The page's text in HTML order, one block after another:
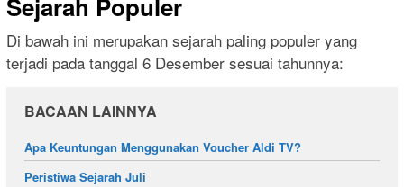
Sejarah Populer
Di bawah ini merupakan sejarah paling populer yang
terjadi pada tanggal 6 Desember sesuai tahunnya:
BACAAN LAINNYA
Apa Keuntungan Menggunakan Voucher Aldi TV?
Peristiwa Sejarah Juli